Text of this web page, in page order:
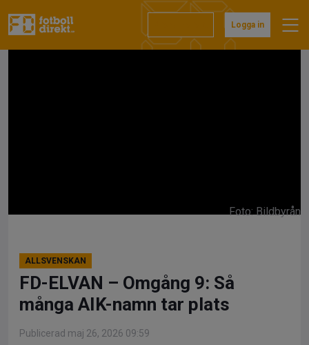
till
Logga in
Foto: Bildbyrån
ALLSVENSKAN
FD-ELVAN – Omgång 9: Så
många AIK-namn tar plats
Publicerad maj 26, 2026 09:59